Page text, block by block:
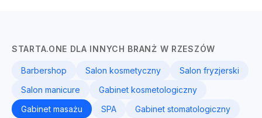
STARTA.ONE DLA INNYCH BRANŻ W RZESZÓW
Barbershop Salon kosmetyczny
Salon fryzjerski
Salon manicure
Gabinet kosmetologiczny
Gabinet masażu
SPA
Gabinet stomatologiczny